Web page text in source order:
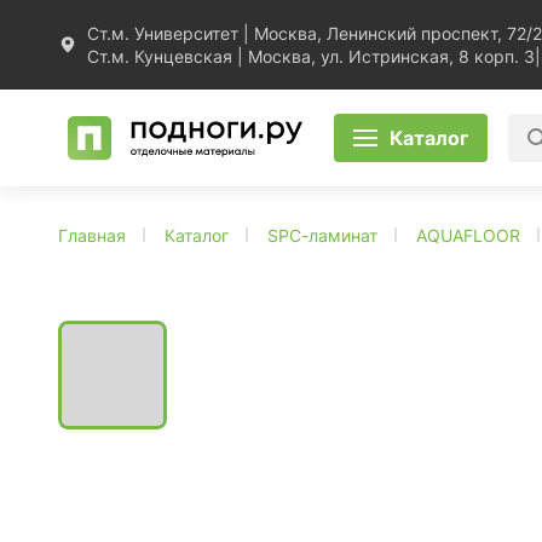
Ст.м. Университет | Москва, Ленинский проспект, 72/2
Ст.м. Кунцевская | Москва, ул. Истринская, 8 корп. 3
Каталог
Главная Каталог SPC-ламинат AQUAFLOOR